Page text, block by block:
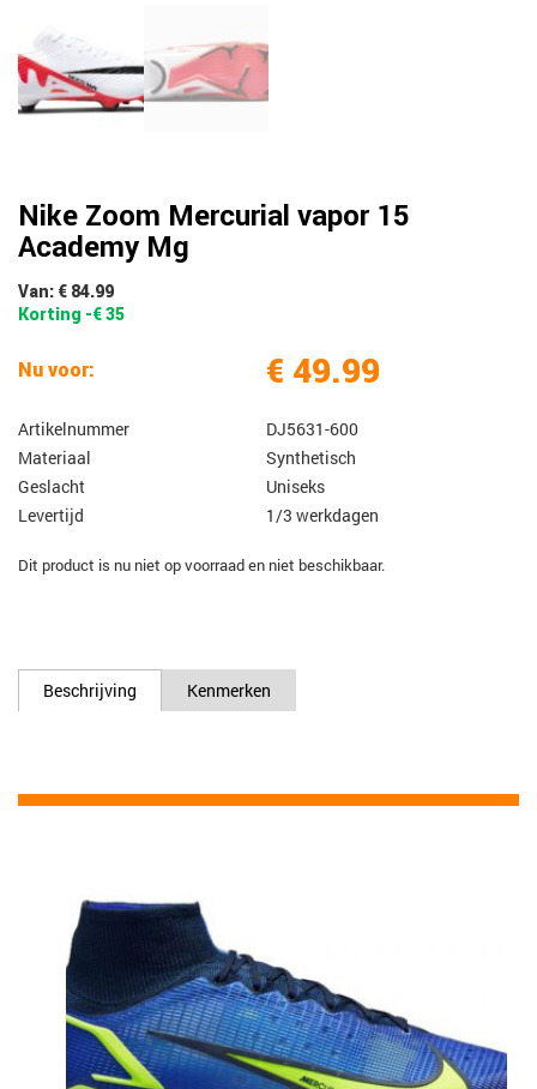
Nike Zoom Mercurial vapor 15
Academy Mg
Van: € 84.99
Korting -€ 35
Nu voor: € 49.99
Artikelnummer
DJ5631-600
Materiaal
Synthetisch
Geslacht
Uniseks
Levertijd
1/3 werkdagen
Dit product is nu niet op voorraad en niet beschikbaar.
Beschrijving Kenmerken